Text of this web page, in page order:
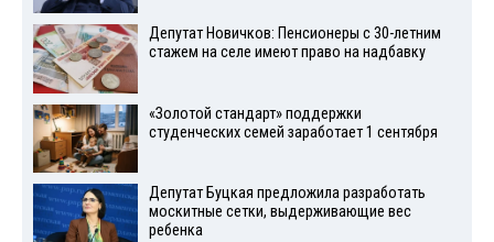
Депутат Новичков: Пенсионеры с 30-летним
стажем на селе имеют право на надбавку
«Золотой стандарт» поддержки
студенческих семей заработает 1 сентября
Депутат Буцкая предложила разработать
москитные сетки, выдерживающие вес
ребенка